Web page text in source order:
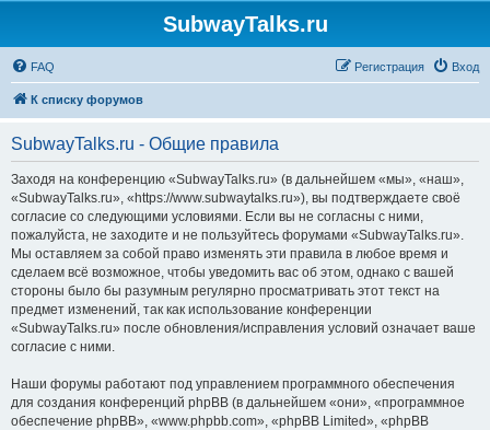
SubwayTalks.ru
FAQ Вход
Регистрация
К списку форумов
SubwayTalks.ru - Общие правила
Заходя на конференцию «SubwayTalks.ru» (в дальнейшем «мы», «наш»,
«SubwayTalks.ru», «https://www.subwaytalks.ru»), вы подтверждаете своё
согласие со следующими условиями. Если вы не согласны с ними,
пожалуйста, не заходите и не пользуйтесь форумами «SubwayTalks.ru».
Мы оставляем за собой право изменять эти правила в любое время и
сделаем всё возможное, чтобы уведомить вас об этом, однако с вашей
стороны было бы разумным регулярно просматривать этот текст на
предмет изменений, так как использование конференции
«SubwayTalks.ru» после обновления/исправления условий означает ваше
согласие с ними.
Наши форумы работают под управлением программного обеспечения
для создания конференций phpBB (в дальнейшем «они», «программное
обеспечение phpBB», «www.phpbb.com», «phpBB Limited», «phpBB